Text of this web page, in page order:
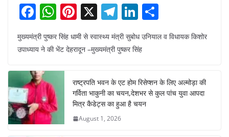
F
a
c
b
o
o
k
W
h
at
A
p
p
Pi
nt
er
e
st
X T
el
e
gr
a
m
Li
n
k
dI
n
ar
मुख्यमंत्री पुष्कर सिंह धामी से स्वास्थ्य मंत्री सुबोध उनियाल व विधायक किशोर
उपाध्याय ने की भेंट देहरादून –मुख्यमंत्री पुष्कर सिंह
राष्ट्रपति भवन के एट होम रिसेप्शन के लिए अल्मोड़ा की
गर्विता भाकुनी का चयन,देशभर से कुल पांच युवा आपदा
मित्र कैडेट्स का हुआ है चयन
August 1, 2026